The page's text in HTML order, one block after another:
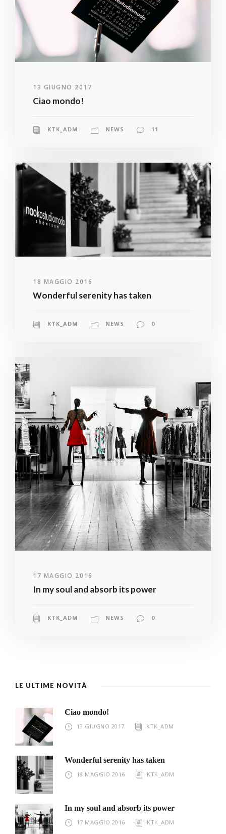
13 GIUGNO 2017
Ciao mondo!
KTK_ADM NEWS 11
18 MAGGIO 2016
Wonderful serenity has taken
KTK_ADM NEWS 0
17 MAGGIO 2016
In my soul and absorb its power
KTK_ADM NEWS 0
LE ULTIME NOVITÀ
Ciao mondo!
13 GIUGNO 2017 KTK_ADM
Wonderful serenity has taken
18 MAGGIO 2016 KTK_ADM
In my soul and absorb its power
17 MAGGIO 2016 KTK_ADM